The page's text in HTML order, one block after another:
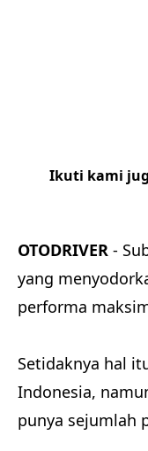
Ikuti kami
OTODRIVER -
yang
performa
Setidaknya hal
Indonesia,
punya sejumlah